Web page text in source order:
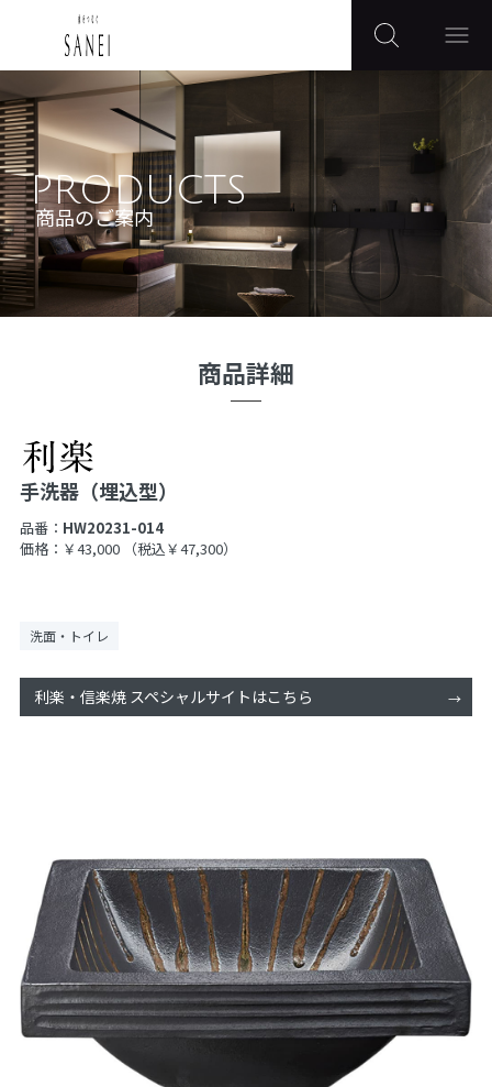
PRODUCTS
商品のご案内
商品詳細
手洗器（埋込型）
品番： HW20231-014
価格：￥43,000
（税込￥47,300）
洗面・トイレ
利楽・信楽焼 スペシャルサイトはこちら